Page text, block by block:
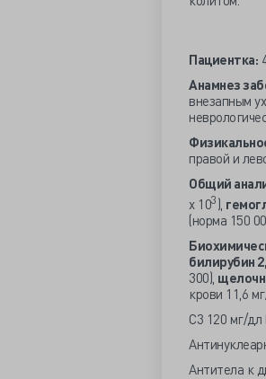
Пациентка:
Анамнез
внезапным
правой и
Общий
х 103),
(норма 150
билирубин
300),
крови 11,6
C3 120 мг/
Антитела к